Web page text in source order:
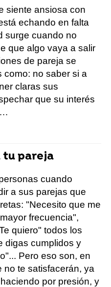
siente ansiosa con
echando en falta
surge cuando no
que algo vaya a salir
de pareja se
como: no saber si a
claras sus
que su interés
tu pareja
cuando
a sus parejas que
"Necesito que me
frecuencia",
quiero" todos los
digas cumplidos y
Pero eso son, en
no te satisfacerán, ya
por presión, y